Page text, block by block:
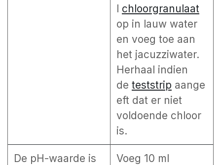
l chloorgranulaat
op in lauw water
en voeg toe aan
het jacuzziwater.
Herhaal indien
de teststrip aange
eft dat er niet
voldoende chloor
is.
De pH-waarde is
Voeg 10 ml